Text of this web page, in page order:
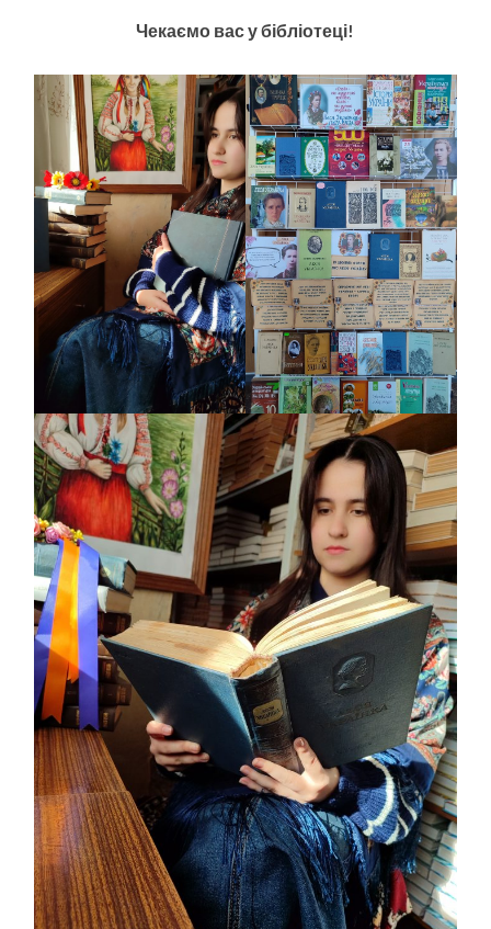
Чекаємо вас у бібліотеці!